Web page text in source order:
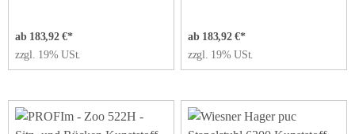
ab 183,92 €*
zzgl. 19% USt.
ab 183,92 €*
zzgl. 19% USt.